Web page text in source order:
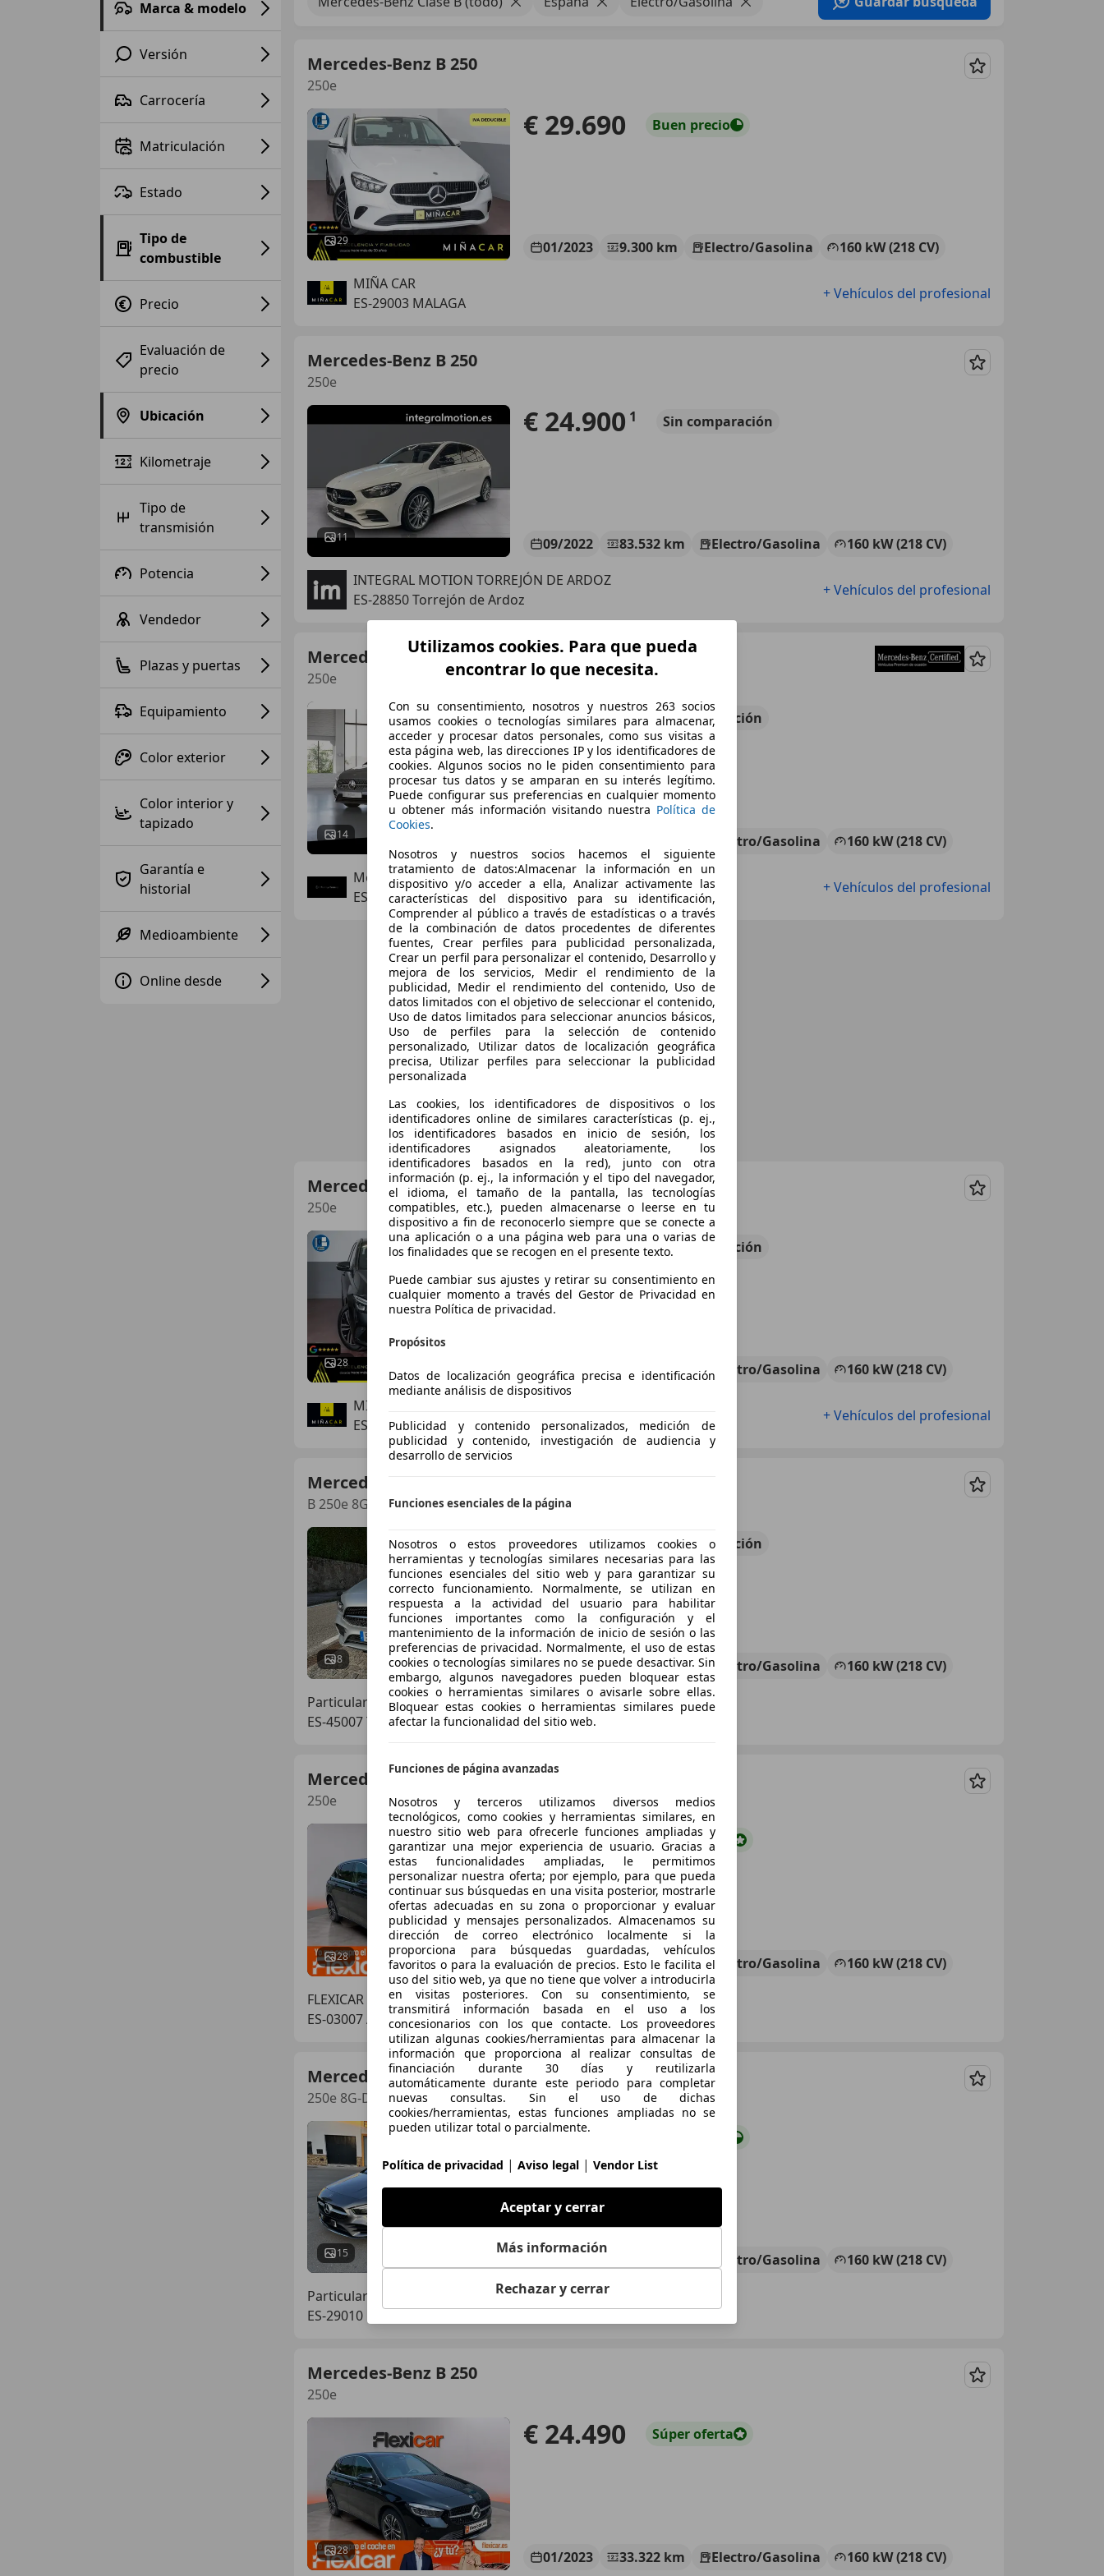
Marca & modelo
Versión
Carrocería
Matriculación
Estado
Tipo de
combustible
Precio
Evaluación de
precio
Ubicación
Kilometraje
Tipo de
transmisión
Potencia
Vendedor
Plazas y puertas
Equipamiento
Color exterior
Color interior y
tapizado
Garantía e
historial
Medioambiente
Online desde
Mercedes-Benz B 250
250e
Guardar
29
€ 29.690 Buen precio
01/2023 9.300 km Electro/Gasolina
160 kW (218 CV)
MIÑA CAR
ES-29003 MALAGA
+ Vehículos del profesional
Mercedes-Benz B 250
250e
Guardar
11
€ 24.900 1 Sin comparación
09/2022 83.532 km Electro/Gasolina
160 kW (218 CV)
INTEGRAL MOTION TORREJÓN DE ARDOZ
ES-28850 Torrejón de Ardoz
+ Vehículos del profesional
Mercedes-Benz B 250
250e
Guardar
14
€ 24.900 Sincomparación
Electro/Gasolina
160 kW (218 CV)
Mobility-Centro Mercedes-Benz SS Reyes
ES-28703 SAN SEBASTIÁN DE LOS REYES
+ Vehículos del profesional
Mercedes-Benz B 250
250e
Guardar
28
€ 26.490 Sin comparación
01/2022 78.000 km Electro/Gasolina
160 kW (218 CV)
MIÑA CAR
ES-29003 MALAGA
+ Vehículos del profesional
Mercedes-Benz B 250
B 250e 8G-DCT
Guardar
8
€ 19.500 Sin comparación
12/2020 75.000 km Electro/Gasolina
160 kW (218 CV)
Particular
ES-45007 Toledo
Mercedes-Benz B 250
250e
Guardar
28
€ 24.490 Súperoferta
01/2023 33.322 km Electro/Gasolina
160 kW (218 CV)
FLEXICAR ALICANTE.
ES-03007 ALICANTE
Mercedes-Benz B 250
250e 8G-DCT
Guardar
15
€ 25.000
Electro/Gasolina
160 kW (218 CV)
Particular
ES-29010 Málaga
Mercedes-Benz B 250
250e
Guardar
28
€ 24.490 Súperoferta
01/2023 33.322 km Electro/Gasolina 160 kW (218 CV)
Utilizamos cookies. Para que pueda
encontrar lo que necesita.
Con su consentimiento, nosotros y nuestros 263 socios
usamos cookies o tecnologías similares para almacenar,
acceder y procesar datos personales, como sus visitas a
esta página web, las direcciones IP y los identificadores de
cookies. Algunos socios no le piden consentimiento para
procesar tus datos y se amparan en su interés legítimo.
Puede configurar sus preferencias en cualquier momento
u obtener más información visitando nuestra Política de
Cookies.
Nosotros y nuestros socios hacemos el siguiente
tratamiento de datos:Almacenar la información en un
dispositivo y/o acceder a ella, Analizar activamente las
características del dispositivo para su identificación,
Comprender al público a través de estadísticas o a través
de la combinación de datos procedentes de diferentes
fuentes, Crear perfiles para publicidad personalizada,
Crear un perfil para personalizar el contenido, Desarrollo y
mejora de los servicios, Medir el rendimiento de la
publicidad, Medir el rendimiento del contenido, Uso de
datos limitados con el objetivo de seleccionar el contenido,
Uso de datos limitados para seleccionar anuncios básicos,
Uso de perfiles para la selección de contenido
personalizado, Utilizar datos de localización geográfica
precisa, Utilizar perfiles para seleccionar la publicidad
personalizada
Las cookies, los identificadores de dispositivos o los
identificadores online de similares características (p. ej.,
los identificadores basados en inicio de sesión, los
identificadores asignados aleatoriamente, los
identificadores basados en la red), junto con otra
información (p. ej., la información y el tipo del navegador,
el idioma, el tamaño de la pantalla, las tecnologías
compatibles, etc.), pueden almacenarse o leerse en tu
dispositivo a fin de reconocerlo siempre que se conecte a
una aplicación o a una página web para una o varias de
los finalidades que se recogen en el presente texto.
Puede cambiar sus ajustes y retirar su consentimiento en
cualquier momento a través del Gestor de Privacidad en
nuestra Política de privacidad.
Propósitos
Datos de localización geográfica precisa e identificación
mediante análisis de dispositivos
Publicidad y contenido personalizados, medición de
publicidad y contenido, investigación de audiencia y
desarrollo de servicios
Funciones esenciales de la página
Nosotros o estos proveedores utilizamos cookies o
herramientas y tecnologías similares necesarias para las
funciones esenciales del sitio web y para garantizar su
correcto funcionamiento. Normalmente, se utilizan en
respuesta a la actividad del usuario para habilitar
funciones importantes como la configuración y el
mantenimiento de la información de inicio de sesión o las
preferencias de privacidad. Normalmente, el uso de estas
cookies o tecnologías similares no se puede desactivar. Sin
embargo, algunos navegadores pueden bloquear estas
cookies o herramientas similares o avisarle sobre ellas.
Bloquear estas cookies o herramientas similares puede
afectar la funcionalidad del sitio web.
Funciones de página avanzadas
Nosotros y terceros utilizamos diversos medios
tecnológicos, como cookies y herramientas similares, en
nuestro sitio web para ofrecerle funciones ampliadas y
garantizar una mejor experiencia de usuario. Gracias a
estas funcionalidades ampliadas, le permitimos
personalizar nuestra oferta; por ejemplo, para que pueda
continuar sus búsquedas en una visita posterior, mostrarle
ofertas adecuadas en su zona o proporcionar y evaluar
publicidad y mensajes personalizados. Almacenamos su
dirección de correo electrónico localmente si la
proporciona para búsquedas guardadas, vehículos
favoritos o para la evaluación de precios. Esto le facilita el
uso del sitio web, ya que no tiene que volver a introducirla
en visitas posteriores. Con su consentimiento, se
transmitirá información basada en el uso a los
concesionarios con los que contacte. Los proveedores
utilizan algunas cookies/herramientas para almacenar la
información que proporciona al realizar consultas de
financiación durante 30 días y reutilizarla
automáticamente durante este periodo para completar
nuevas consultas. Sin el uso de dichas
cookies/herramientas, estas funciones ampliadas no se
pueden utilizar total o parcialmente.
Política de privacidad | Aviso legal | Vendor List
Aceptar y cerrar
Más información
Rechazar y cerrar